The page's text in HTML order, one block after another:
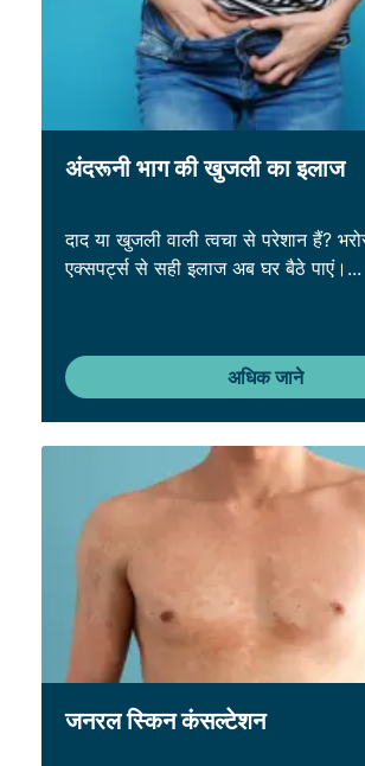
अंदरूनी भाग की खुजली का इलाज
दाद या खुजली वाली त्वचा से परेशान हैं?
एक्सपर्ट्स से सही इलाज अब घर बैठे पाएं।...
अधिक जाने
जनरल स्किन कंसल्टेशन